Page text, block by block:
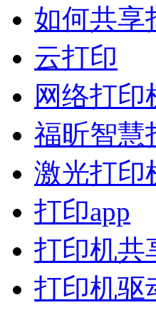
如何共享
云打印
网络打印
福昕智慧
激光打印
打印app
打印机共
打印机驱